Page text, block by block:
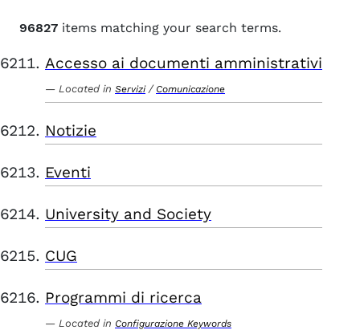
96827 items matching your search terms.
Accesso ai documenti amministrativi
Located in Servizi / Comunicazione
Notizie
Eventi
University and Society
CUG
Programmi di ricerca
Located in Configurazione Keywords